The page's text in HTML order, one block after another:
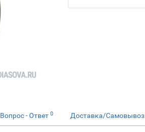
Вопрос - Ответ 0 Доставка/Самовывоз